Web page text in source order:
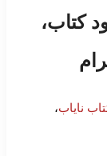
کتاب،
نایاب،